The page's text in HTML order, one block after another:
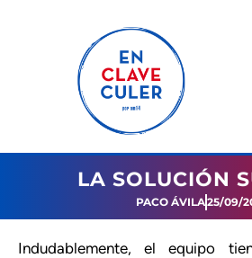
LA SOLUCIÓN
PACO ÁVILA25/09/
Indudablemente, el equipo